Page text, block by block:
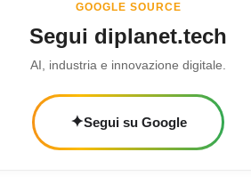
GOOGLE SOURCE
Segui diplanet.tech
AI, industria e innovazione digitale.
✦Segui su Google